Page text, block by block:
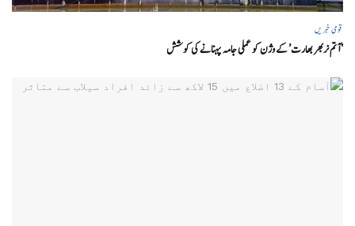
قومی خبریں
‘ آتم نربھر بھارت’ کے وژن کو عملی جامہ پہنانے کی کوشش